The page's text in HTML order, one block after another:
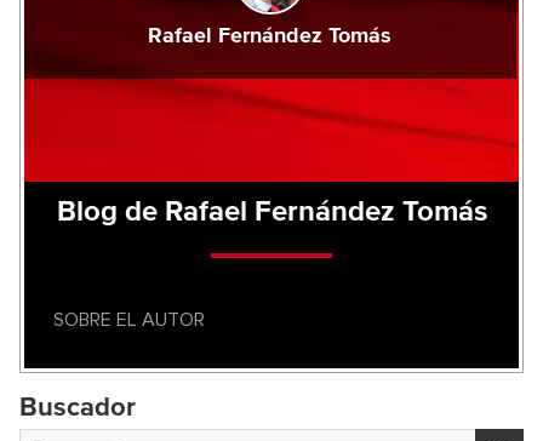
Rafael Fernández Tomás
Blog de Rafael Fernández Tomás
SOBRE EL AUTOR
Buscador